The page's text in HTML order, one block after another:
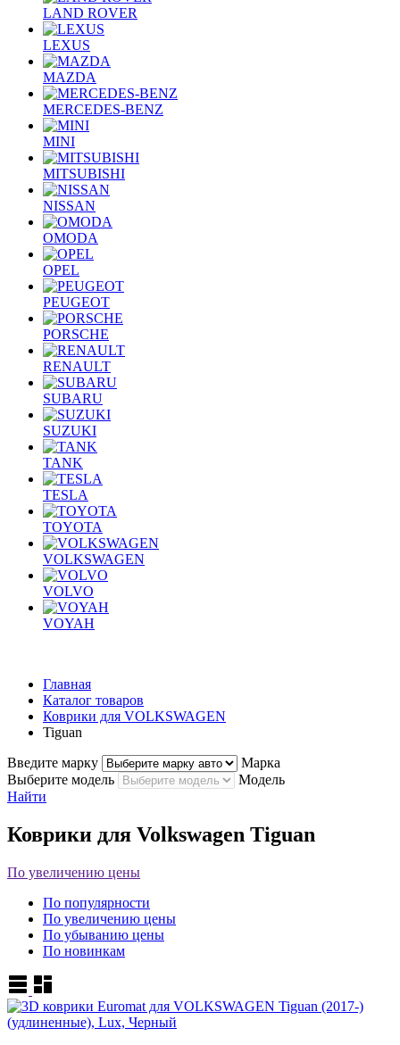
LAND ROVER
LEXUS
MAZDA
MERCEDES-BENZ
MINI
MITSUBISHI
NISSAN
OMODA
OPEL
PEUGEOT
PORSCHE
RENAULT
SUBARU
SUZUKI
TANK
TESLA
TOYOTA
VOLKSWAGEN
VOLVO
VOYAH
Главная
Каталог товаров
Коврики для VOLKSWAGEN
Tiguan
Введите марку
Марка
Выберите модель
Модель
Найти
Коврики для Volkswagen Tiguan
По увеличению цены
По популярности
По увеличению цены
По убыванию цены
По новинкам